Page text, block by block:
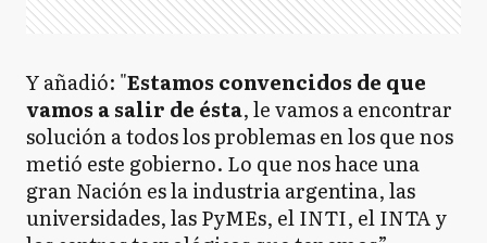
Y añadió: "Estamos convencidos de que
vamos a salir de ésta, le vamos a encontrar
solución a todos los problemas en los que nos
metió este gobierno. Lo que nos hace una
gran Nación es la industria argentina, las
universidades, las PyMEs, el INTI, el INTA y